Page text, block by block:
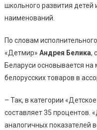
школьного развития детей
наименований.
По словам
«Детмир» Андрея Белика,
Беларуси основывается
белорусских товаров в
– Так, в категории
составляет 35 процентов.
аналогичных показателей